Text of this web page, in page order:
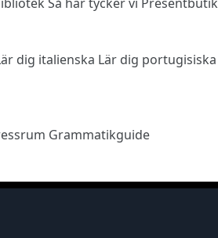
dig italienska Lär dig portugisiska
Grammatikguide